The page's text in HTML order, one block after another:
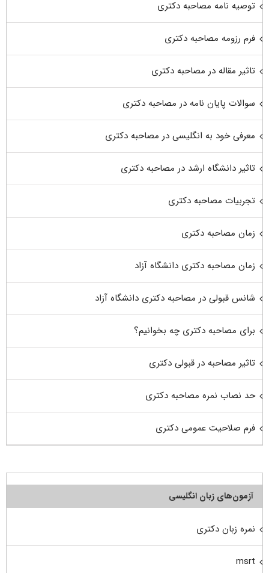
توصیه نامه مصاحبه دکتری
فرم رزومه مصاحبه دکتری
تاثیر مقاله در مصاحبه دکتری
سوالات پایان نامه در مصاحبه دکتری
معرفی خود به انگلیسی در مصاحبه دکتری
تاثیر دانشگاه ارشد در مصاحبه دکتری
تجربیات مصاحبه دکتری
زمان مصاحبه دکتری
زمان مصاحبه دکتری دانشگاه آزاد
شانس قبولی در مصاحبه دکتری دانشگاه آزاد
برای مصاحبه دکتری چه بخوانیم؟
تاثیر مصاحبه در قبولی دکتری
حد نصاب نمره مصاحبه دکتری
فرم صلاحیت عمومی دکتری
آزمون‌های زبان انگلیسی
نمره زبان دکتری
msrt